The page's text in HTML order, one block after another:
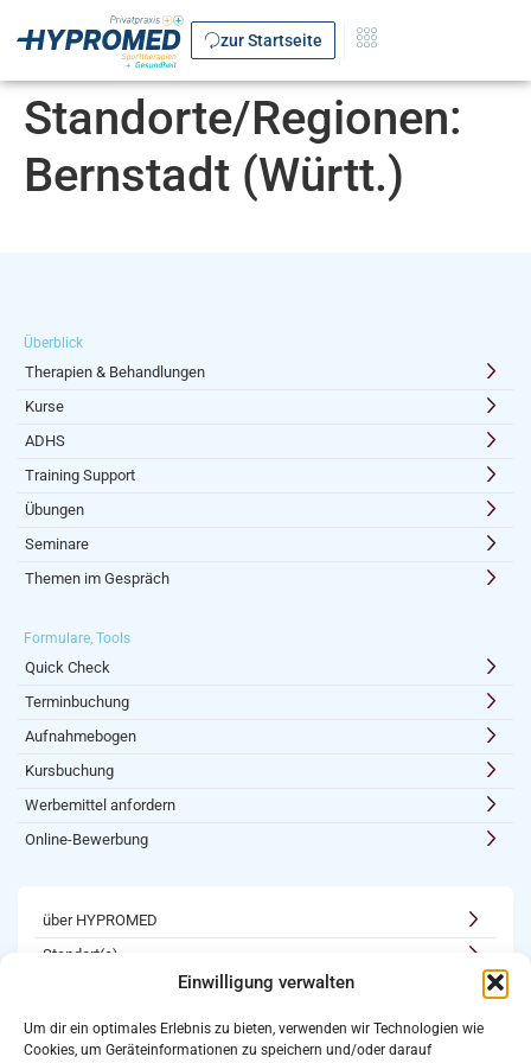
Einwilligung verwalten
Um dir ein optimales Erlebnis zu bieten, verwenden wir Technologien wie
Cookies, um Geräteinformationen zu speichern und/oder darauf
zur Startseite
Standorte/Regionen:
Bernstadt (Württ.)
Überblick
Therapien & Behandlungen
Kurse
ADHS
Training Support
Übungen
Seminare
Themen im Gespräch
Formulare, Tools
Quick Check
Terminbuchung
Aufnahmebogen
Kursbuchung
Werbemittel anfordern
Online-Bewerbung
über HYPROMED
Standort(e)
Karriere
Newsletter